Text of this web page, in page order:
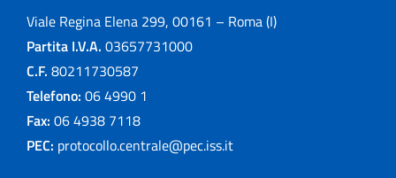
Viale Regina Elena 299, 00161 – Roma (I)
Partita I.V.A. 03657731000
C.F. 80211730587
Telefono: 06 4990 1
Fax: 06 4938 7118
PEC: protocollo.centrale@pec.iss.it